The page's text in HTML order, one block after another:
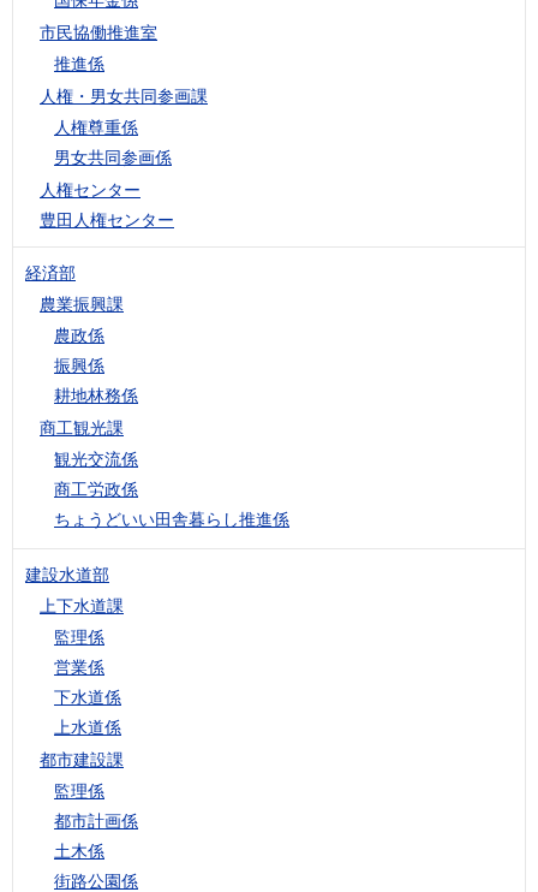
市民協働推進室
推進係
人権・男女共同参画課
人権尊重係
男女共同参画係
人権センター
豊田人権センター
経済部
農業振興課
農政係
振興係
耕地林務係
商工観光課
観光交流係
商工労政係
ちょうどいい田舎暮らし推進係
建設水道部
上下水道課
監理係
営業係
下水道係
上水道係
都市建設課
監理係
都市計画係
土木係
街路公園係